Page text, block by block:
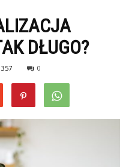
DŁUGO?
357 0